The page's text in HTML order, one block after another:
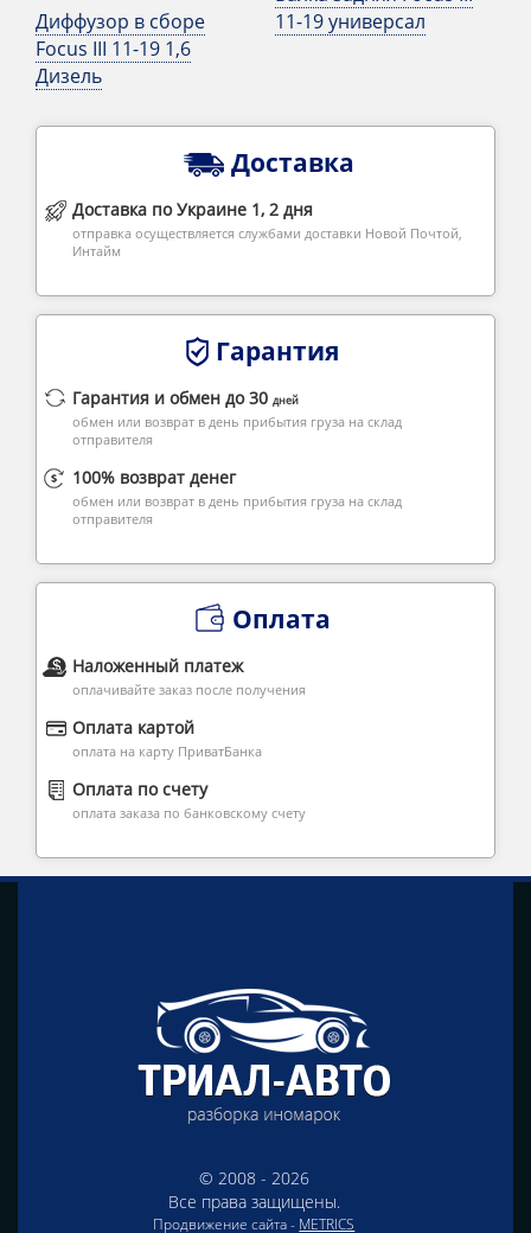
Диффузор в сборе
Focus III 11-19 1,6
Дизель
11-19 универсал
Доставка
Доставка по Украине 1, 2 дня
отправка осуществляется службами доставки Новой Почтой,
Интайм
Гарантия
Гарантия и обмен до 30 дней
обмен или возврат в день прибытия груза на склад
отправителя
100% возврат денег
обмен или возврат в день прибытия груза на склад
отправителя
Оплата
Наложенный платеж
оплачивайте заказ после получения
Оплата картой
оплата на карту ПриватБанка
Оплата по счету
оплата заказа по банковскому счету
© 2008 - 2026
Все права защищены.
Продвижение сайта - METRICS